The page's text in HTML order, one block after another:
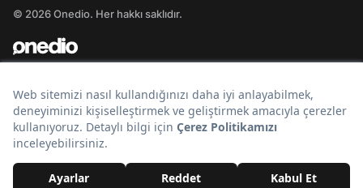
© 2026 Onedio. Her hakkı saklıdır.
Bir markasıdır.